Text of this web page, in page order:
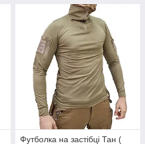
Футболка на застібці Тан (